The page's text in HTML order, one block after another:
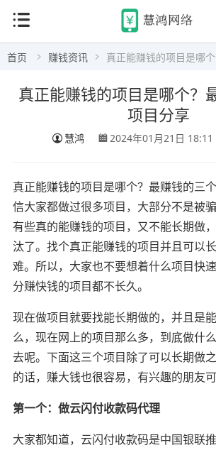
首页 赚钱资讯 真正能赚钱的项目是哪个
真正能赚钱的项目是哪个？
项目分享
慧鸿 2024年01月21日 18:11
真正能赚钱的项目是哪个？最赚钱的三
信大家都做过很多项目，大部分不是被骗
有些真的能赚钱的项目，又不能长期做
汰了。找个真正能赚钱的项目并且可以
难。所以，大家也不要想着什么项目快
分赚快钱的项目都不长久。
现在做项目就要找能长期做的，并且是
么，现在网上的项目那么多，到底做什
去呢。下面这三个项目除了可以长期做
的话，赚大钱也很容易，有兴趣的朋友可
第一个：做云闪付收款码代理
大家都知道，云闪付收款码是中国银联